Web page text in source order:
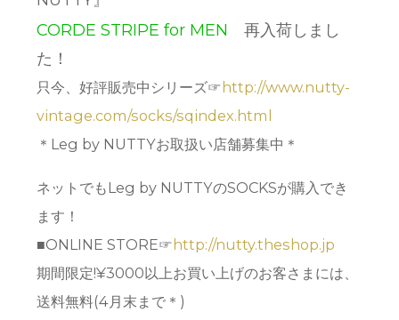
CORDE STRIPE for MEN
再入荷しまし
た！
只今、好評販売中シリーズ☞http://www.nutty-
vintage.com/socks/sqindex.html
＊Leg by NUTTYお取扱い店舗募集中＊
ネットでもLeg by NUTTYのSOCKSが購入でき
ます！
■ONLINE STORE☞http://nutty.theshop.jp
期間限定!¥3000以上お買い上げのお客さまには、
送料無料(4月末まで＊)